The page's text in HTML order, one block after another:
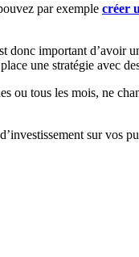
par exemple créer
important d’avoir
une stratégie avec
ou tous les mois, ne
sur vos